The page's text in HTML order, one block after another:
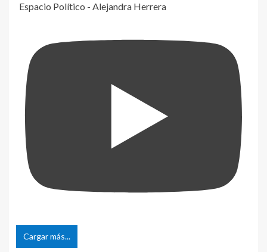
Espacio Político - Alejandra Herrera
Cargar más...